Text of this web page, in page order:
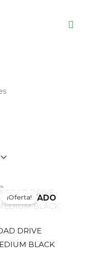
AGOTADO
¡Oferta!
DRIVE
BLACK
precio
original
era:
actual